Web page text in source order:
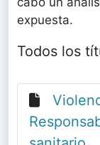
expuesta.
Todos los